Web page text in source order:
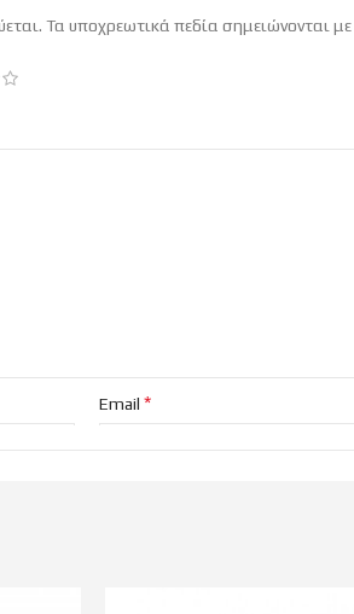
Τα υποχρεωτικά πεδία σημειώνονται με
Email *